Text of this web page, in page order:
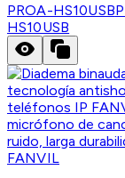
PROA-HS10USB
HS10USB
FANVIL